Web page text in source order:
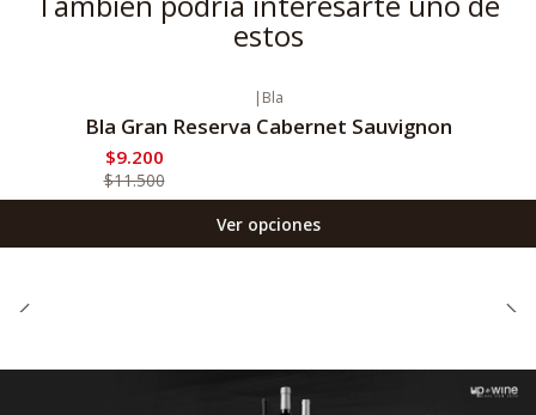
estos
| Bla
Bla Gran Reserva Cabernet Sauvignon
$9.200
$11.500
Ver opciones